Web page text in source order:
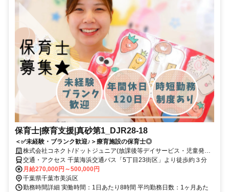
保育士|療育支援|真砂第1_DJR28-18
＜✅未経験・ブランク歓迎♪＞療育施設の保育士◎
株式会社コネクト/ドットジュニア(放課後等デイサービス・児童発達
支援) 真砂第1教室
交通・アクセス 千葉海浜交通バス「5丁目23街区」より徒歩約３分
月給270,000円～500,000円
千葉県千葉市美浜区
勤務時間詳細 実働時間：1日あたり8時間 平均勤務日数：1ヶ月あた